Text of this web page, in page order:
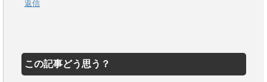
返信
この記事どう思う？